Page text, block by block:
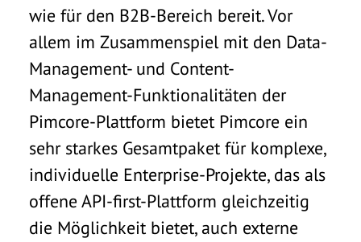
wie für den B2B-Bereich bereit. Vor
allem im Zusammenspiel mit den Data-
Management- und Content-
Management-Funktionalitäten der
Pimcore-Plattform bietet Pimcore ein
sehr starkes Gesamtpaket für komplexe,
individuelle Enterprise-Projekte, das als
offene API-first-Plattform gleichzeitig
die Möglichkeit bietet, auch externe